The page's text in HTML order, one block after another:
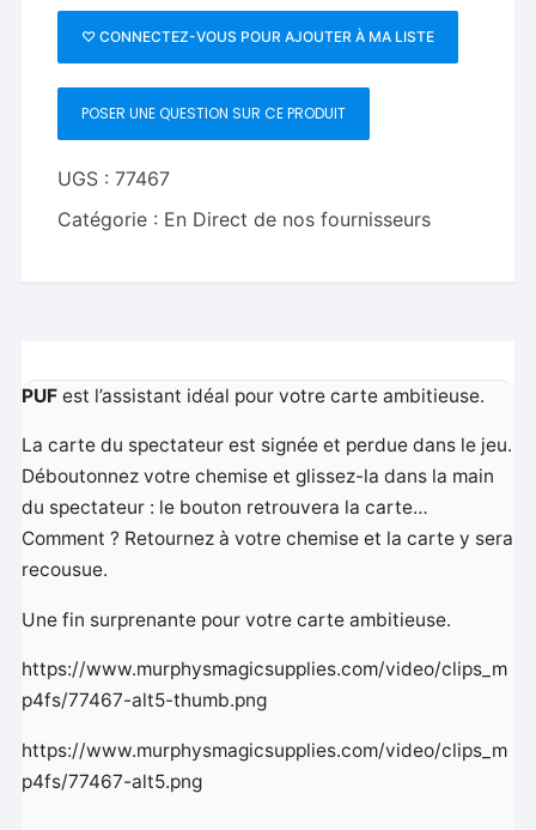
(Blue)
by
Bryan
Codecasa
♡ CONNECTEZ-VOUS POUR AJOUTER À MA LISTE
POSER UNE QUESTION SUR CE PRODUIT
UGS :77467
Catégorie : En Direct de nos fournisseurs
PUF est l’assistant idéal pour votre carte ambitieuse.
La carte du spectateur est signée et perdue dans le jeu.
Déboutonnez votre chemise et glissez-la dans la main
du spectateur : le bouton retrouvera la carte…
Comment ? Retournez à votre chemise et la carte y sera
recousue.
Une fin surprenante pour votre carte ambitieuse.
https://www.murphysmagicsupplies.com/video/clips_m
p4fs/77467-alt5-thumb.png
https://www.murphysmagicsupplies.com/video/clips_m
p4fs/77467-alt5.png